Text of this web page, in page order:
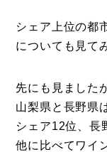
シェア上位の都
についても見て
先にも見ました
山梨県と長野県
シェア12位、長
他に比べてワイ